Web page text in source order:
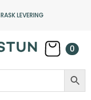
RASK LEVERING
0